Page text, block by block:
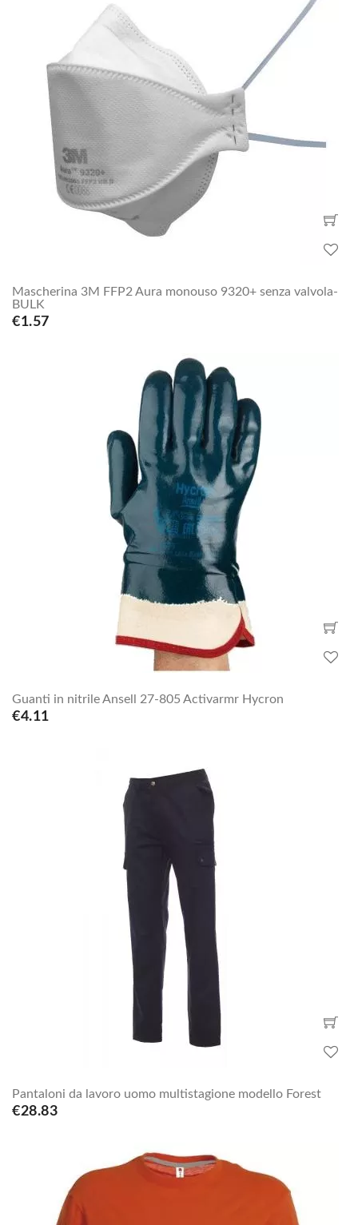
Mascherina 3M FFP2 Aura monouso 9320+ senza valvola-
BULK
€1.57
Guanti in nitrile Ansell 27-805 Activarmr Hycron
€4.11
Pantaloni da lavoro uomo multistagione modello Forest
€28.83